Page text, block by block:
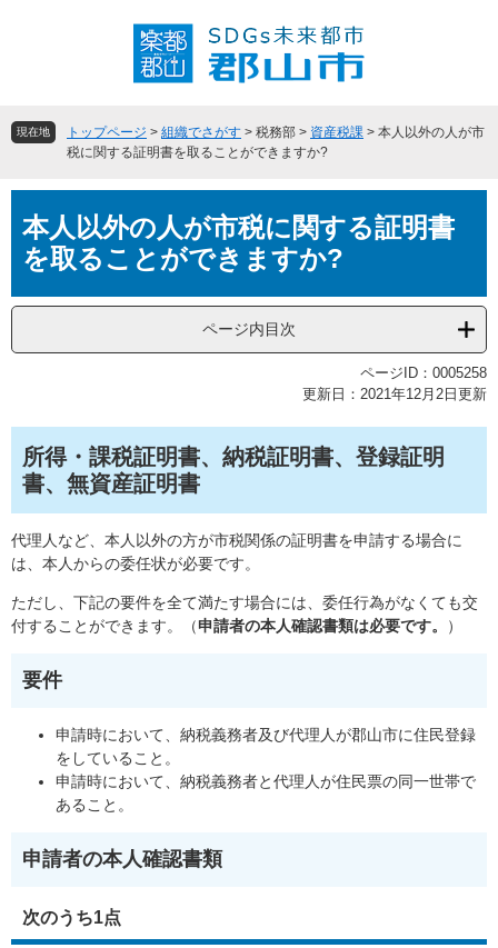
頭
飛現在地 トップページ > 組織でさがす > 税務部 > 資産税課 > 本人以外の人が市
税に関する証明書を取ることができますか?
文本人以外の人が市税に関する証明書
を取ることができますか?
ページ内目次
ページID：0005258
更新日：2021年12月2日更新
所得・課税証明書、納税証明書、登録証明
書、無資産証明書
代理人など、本人以外の方が市税関係の証明書を申請する場合に
は、本人からの委任状が必要です。
ただし、下記の要件を全て満たす場合には、委任行為がなくても交
付することができます。（申請者の本人確認書類は必要です。 ）
要件
申請時において、納税義務者及び代理人が郡山市に住民登録
をしていること。
申請時において、納税義務者と代理人が住民票の同一世帯で
あること。
申請者の本人確認書類
次のうち1点